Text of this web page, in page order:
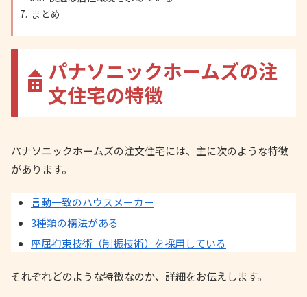
まとめ
パナソニックホームズの注
文住宅の特徴
パナソニックホームズの注文住宅には、主に次のような特徴
があります。
言動一致のハウスメーカー
3種類の構法がある
座屈拘束技術（制振技術）を採用している
それぞれどのような特徴なのか、詳細をお伝えします。